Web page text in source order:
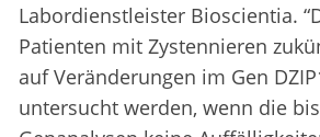
Labordienstleister Bioscientia.
Patienten mit Zystennieren
auf Veränderungen im Gen
untersucht werden, wenn die